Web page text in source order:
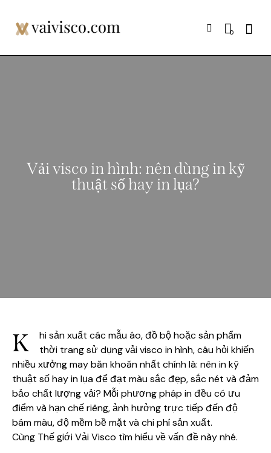
0
Vải visco in hình: nên dùng in kỹ
thuật số hay in lụa?
K
hi sản xuất các mẫu áo, đồ bộ hoặc sản phẩm
thời trang sử dụng vải visco in hình, câu hỏi khiến
nhiều xưởng may băn khoăn nhất chính là: nên in kỹ
thuật số hay in lụa để đạt màu sắc đẹp, sắc nét và đảm
bảo chất lượng vải? Mỗi phương pháp in đều có ưu
điểm và hạn chế riêng, ảnh hưởng trực tiếp đến độ
bám màu, độ mềm bề mặt và chi phí sản xuất.
Cùng Thế giới Vải Visco tìm hiểu về vấn đề này nhé.